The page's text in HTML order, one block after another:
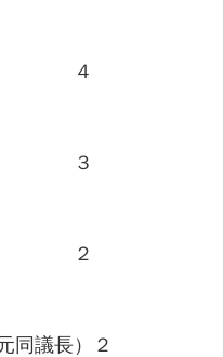
家 ４
長 ３
相 ２
同議長）２